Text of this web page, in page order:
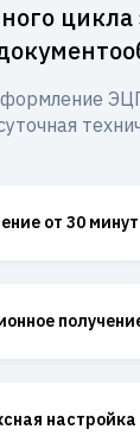
цикла
от 30 минут
настройка